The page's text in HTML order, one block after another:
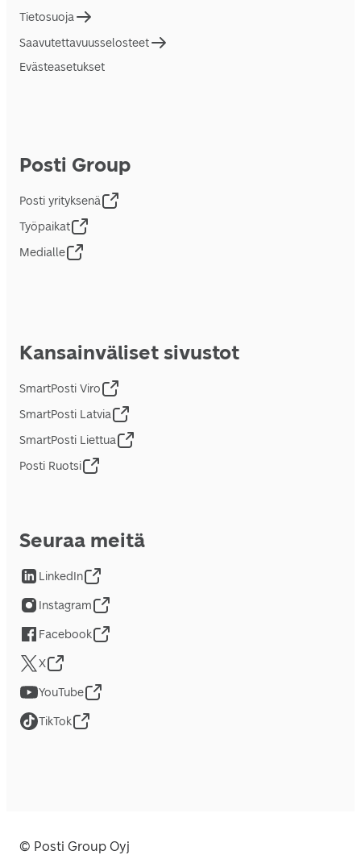
Tietosuoja
Saavutettavuusselosteet
Evästeasetukset
Posti Group
Posti yrityksenä
Työpaikat
Medialle
Kansainväliset sivustot
SmartPosti Viro
SmartPosti Latvia
SmartPosti Liettua
Posti Ruotsi
Seuraa meitä
LinkedIn
Instagram
Facebook
X
YouTube
TikTok
© Posti Group Oyj